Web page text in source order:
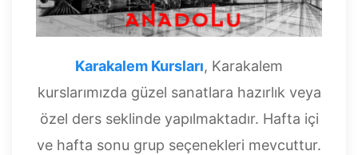
Karakalem Kursları, Karakalem
kurslarımızda güzel sanatlara hazırlık veya
özel ders seklinde yapılmaktadır. Hafta içi
ve hafta sonu grup seçenekleri mevcuttur.